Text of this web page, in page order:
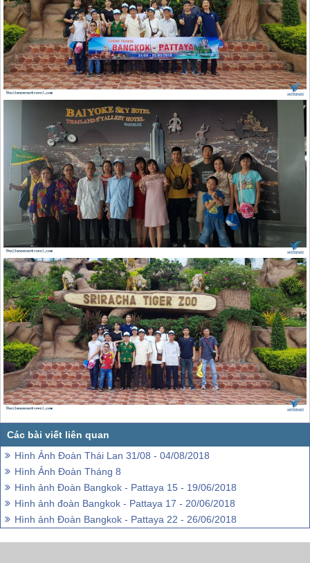
Hình Ảnh Đoàn Thái Lan 31/08 - 04/08/2018
Hình Ảnh Đoàn Tháng 8
Hình ảnh Đoàn Bangkok - Pattaya 15 - 19/06/2018
Hình ảnh đoàn Bangkok - Pattaya 17 - 20/06/2018
Hình ảnh Đoàn Bangkok - Pattaya 22 - 26/06/2018